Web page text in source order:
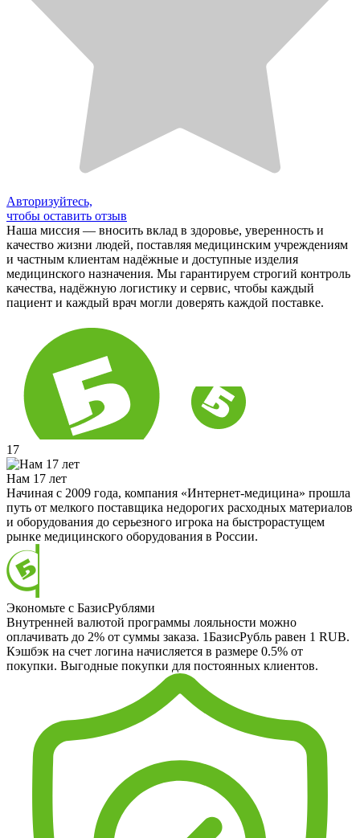
Авторизуйтесь,
чтобы оставить отзыв
Наша миссия — вносить вклад в здоровье, уверенность и
качество жизни людей, поставляя медицинским учреждениям
и частным клиентам надёжные и доступные изделия
медицинского назначения. Мы гарантируем строгий контроль
качества, надёжную логистику и сервис, чтобы каждый
пациент и каждый врач могли доверять каждой поставке.
17
Нам 17 лет
Начиная с 2009 года, компания «Интернет-медицина» прошла
путь от мелкого поставщика недорогих расходных материалов
и оборудования до серьезного игрока на быстрорастущем
рынке медицинского оборудования в России.
Экономьте с БазисРублями
Внутренней валютой программы лояльности можно
оплачивать до 2% от суммы заказа. 1БазисРубль равен 1 RUB.
Кэшбэк на счет логина начисляется в размере 0.5% от
покупки. Выгодные покупки для постоянных клиентов.